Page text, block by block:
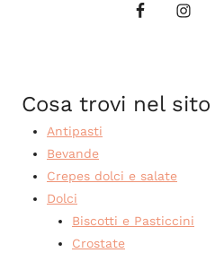
Cosa trovi nel sito
Antipasti
Bevande
Crepes dolci e salate
Dolci
Biscotti e Pasticcini
Crostate